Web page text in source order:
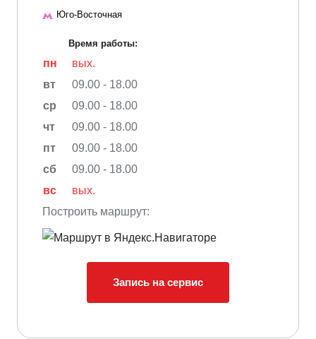
Юго-Восточная
Время работы:
пн
вых.
вт
09.00 - 18.00
ср
09.00 - 18.00
чт
09.00 - 18.00
пт
09.00 - 18.00
сб
09.00 - 18.00
вс
вых.
Построить маршрут:
Запись на сервис